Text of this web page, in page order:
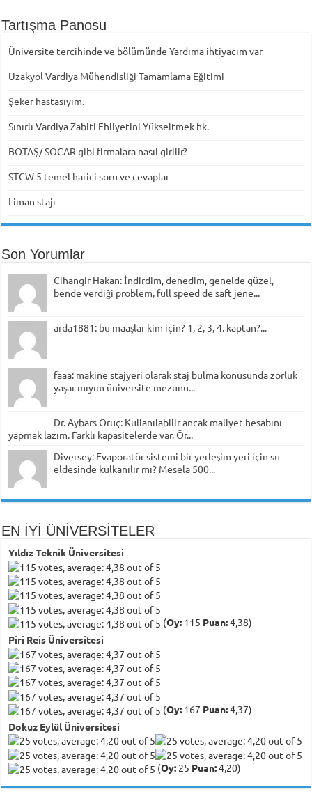
Tartışma Panosu
Üniversite tercihinde ve bölümünde Yardıma ihtiyacım var
Uzakyol Vardiya Mühendisliği Tamamlama Eğitimi
Şeker hastasıyım.
Sınırlı Vardiya Zabiti Ehliyetini Yükseltmek hk.
BOTAŞ/ SOCAR gibi firmalara nasıl girilir?
STCW 5 temel harici soru ve cevaplar
Liman stajı
Son Yorumlar
Cihangir Hakan: İndirdim, denedim, genelde güzel,
bende verdiği problem, full speed de saft jene...
arda1881: bu maaşlar kim için? 1, 2, 3, 4. kaptan?...
faaa: makine stajyeri olarak staj bulma konusunda zorluk
yaşar mıyım üniversite mezunu...
Dr. Aybars Oruç: Kullanılabilir ancak maliyet hesabını
yapmak lazım. Farklı kapasitelerde var. Ör...
Diversey: Evaporatör sistemi bir yerleşim yeri için su
eldesinde kulkanılır mı? Mesela 500...
EN İYİ ÜNİVERSİTELER
Yıldız Teknik Üniversitesi
(Oy: 115 Puan:4,38)
Piri Reis Üniversitesi
(Oy: 167 Puan:4,37)
Dokuz Eylül Üniversitesi
(Oy: 25 Puan:4,20)